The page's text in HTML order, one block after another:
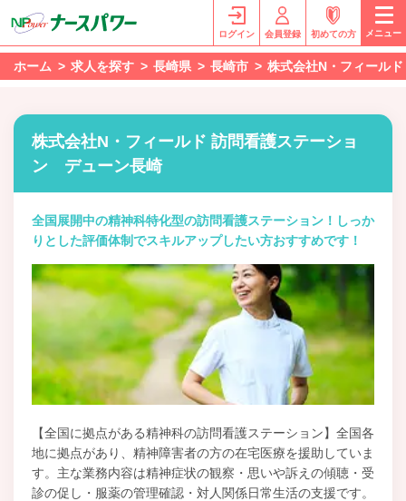
ログイン 会員登録 初めての方 メニュー
ホーム 求人を探す 長崎県 長崎市 株式会社N・フィール
株式会社N・フィールド 訪問看護ステーショ
ン デューン長崎
全国展開中の精神科特化型の訪問看護ステーション！しっか
りとした評価体制でスキルアップしたい方おすすめです！
【全国に拠点がある精神科の訪問看護ステーション】全国各
地に拠点があり、精神障害者の方の在宅医療を援助していま
す。主な業務内容は精神症状の観察・思いや訴えの傾聴・受
診の促し・服薬の管理確認・対人関係日常生活の支援です。